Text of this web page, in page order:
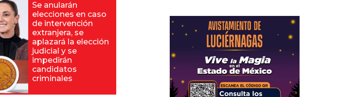
Se anularán
elecciones en caso
de intervención
extranjera, se
aplazará la elección
judicial y se
impedirán
candidatos
criminales